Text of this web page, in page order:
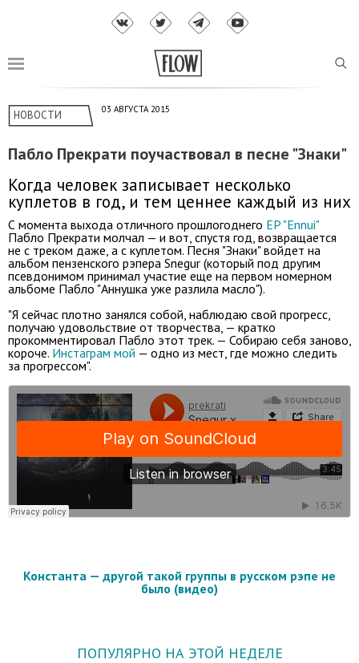
НОВОСТИ 03 АВГУСТА 2015
Пабло Прекрати поучаствовал в песне "Знаки"
Когда человек записывает несколько
куплетов в год, и тем ценнее каждый из них
С момента выхода отличного прошлогоднего EP "Ennui"
Пабло Прекрати молчал — и вот, спустя год, возвращается
не с треком даже, а с куплетом. Песня "Знаки" войдет на
альбом пензенского рэпера Snegur (который под другим
псевдонимом принимал участие еще на первом номерном
альбоме Пабло "Аннушка уже разлила масло").
"Я сейчас плотно занялся собой, наблюдаю свой прогресс,
получаю удовольствие от творчества, — кратко
прокомментировал Пабло этот трек. — Собираю себя заново,
короче. Инстаграм мой — одно из мест, где можно следить
за прогрессом".
Константа — другой такой группы в русском рэпе не
было (видео)
ПОПУЛЯРНО НА ЭТОЙ НЕДЕЛЕ